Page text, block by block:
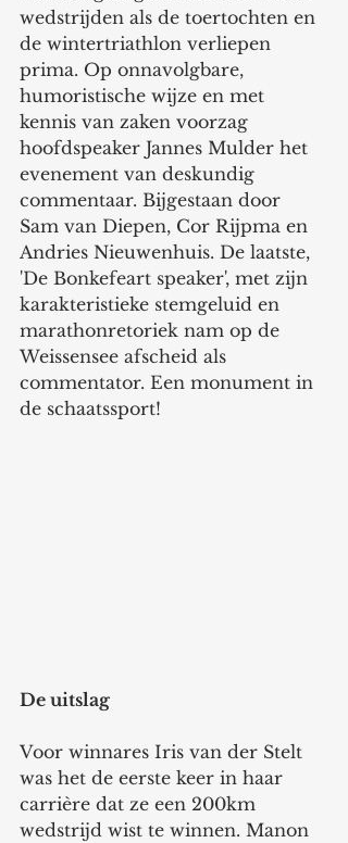
wedstrijden als de toertochten en
de wintertriathlon verliepen
prima. Op onnavolgbare,
humoristische wijze en met
kennis van zaken voorzag
hoofdspeaker Jannes Mulder het
evenement van deskundig
commentaar. Bijgestaan door
Sam van Diepen, Cor Rijpma en
Andries Nieuwenhuis. De laatste,
'De Bonkefeart speaker', met zijn
karakteristieke stemgeluid en
marathonretoriek nam op de
Weissensee afscheid als
commentator. Een monument in
de schaatssport!
De uitslag
Voor winnares Iris van der Stelt
was het de eerste keer in haar
carrière dat ze een 200km
wedstrijd wist te winnen. Manon